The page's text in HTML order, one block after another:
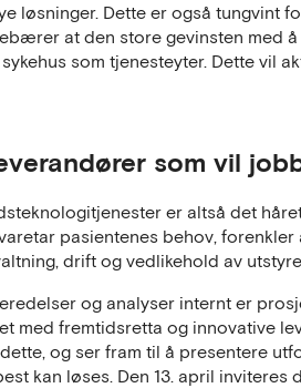
løsninger. Dette er også tungvint
at den store gevinsten med
som tjenesteyter. Dette vil
som vil
er altså det
pasientenes behov,
drift og vedlikehold av
og analyser internt er
med fremtidsretta og innovative
og ser fram til å presentere
kan løses. Den 13. april